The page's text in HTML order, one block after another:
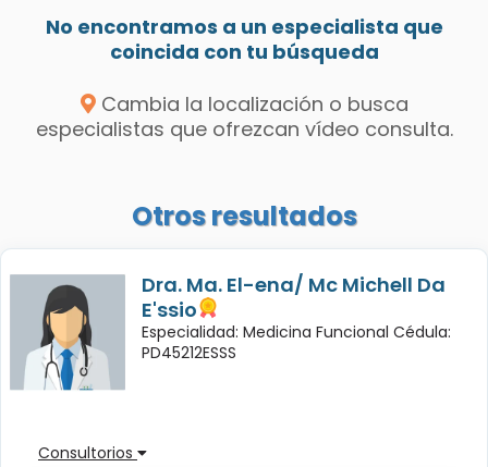
No encontramos a un especialista que
coincida con tu búsqueda
Cambia la localización o busca
especialistas que ofrezcan vídeo consulta.
Otros resultados
Dra. Ma. El-ena/ Mc Michell Da
E'ssio
Especialidad: Medicina Funcional Cédula:
PD45212ESSS
Consultorios